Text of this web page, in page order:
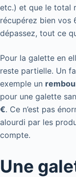
etc.) et que le total
récupérez bien vos
dépassez, tout ce
Pour la galette en
reste partielle. Un
exemple un
pour une galette
€. Ce n’est pas
alourdi par les
compte.
Une